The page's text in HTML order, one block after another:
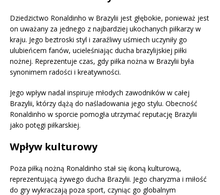
Dziedzictwo Ronaldinho w Brazylii jest głębokie, ponieważ jest
on uważany za jednego z najbardziej ukochanych piłkarzy w
kraju. Jego beztroski styl i zaraźliwy uśmiech uczyniły go
ulubieńcem fanów, ucieleśniając ducha brazylijskiej piłki
nożnej. Reprezentuje czas, gdy piłka nożna w Brazylii była
synonimem radości i kreatywności.
Jego wpływ nadal inspiruje młodych zawodników w całej
Brazylii, którzy dążą do naśladowania jego stylu. Obecność
Ronaldinho w sporcie pomogła utrzymać reputację Brazylii
jako potęgi piłkarskiej.
Wpływ kulturowy
Poza piłką nożną Ronaldinho stał się ikoną kulturową,
reprezentującą żywego ducha Brazylii. Jego charyzma i miłość
do gry wykraczają poza sport, czyniąc go globalnym